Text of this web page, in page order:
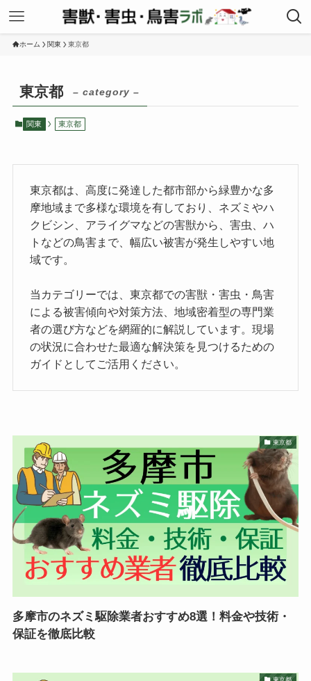
ホーム 関東 東京都
東京都 – category –
関東 東京都
東京都は、高度に発達した都市部から緑豊かな多
摩地域まで多様な環境を有しており、ネズミやハ
クビシン、アライグマなどの害獣から、害虫、ハ
トなどの鳥害まで、幅広い被害が発生しやすい地
域です。
当カテゴリーでは、東京都での害獣・害虫・鳥害
による被害傾向や対策方法、地域密着型の専門業
者の選び方などを網羅的に解説しています。現場
の状況に合わせた最適な解決策を見つけるための
ガイドとしてご活用ください。
東京都
多摩市のネズミ駆除業者おすすめ8選！料金や技術・
保証を徹底比較
東京都